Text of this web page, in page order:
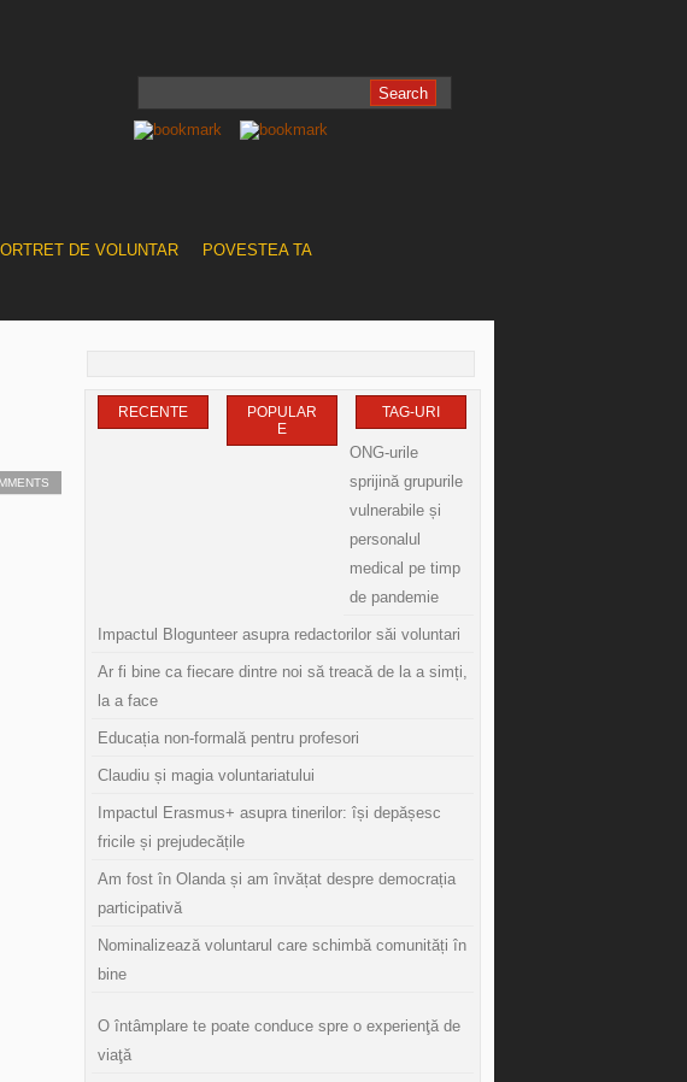
DE VOLUNTAR POVESTEA TA
RECENTE
POPULAR
E
TAG-URI
ONG-urile
sprijină grupurile
vulnerabile și
personalul
medical pe timp
de pandemie
Impactul Blogunteer asupra redactorilor săi voluntari
Ar fi bine ca fiecare dintre noi să treacă de la a simți,
la a face
Educația non-formală pentru profesori
Claudiu și magia voluntariatului
Impactul Erasmus+ asupra tinerilor: își depășesc
fricile și prejudecățile
Am fost în Olanda și am învățat despre democrația
participativă
Nominalizează voluntarul care schimbă comunități în
bine
O întâmplare te poate conduce spre o experienţă de
viaţă